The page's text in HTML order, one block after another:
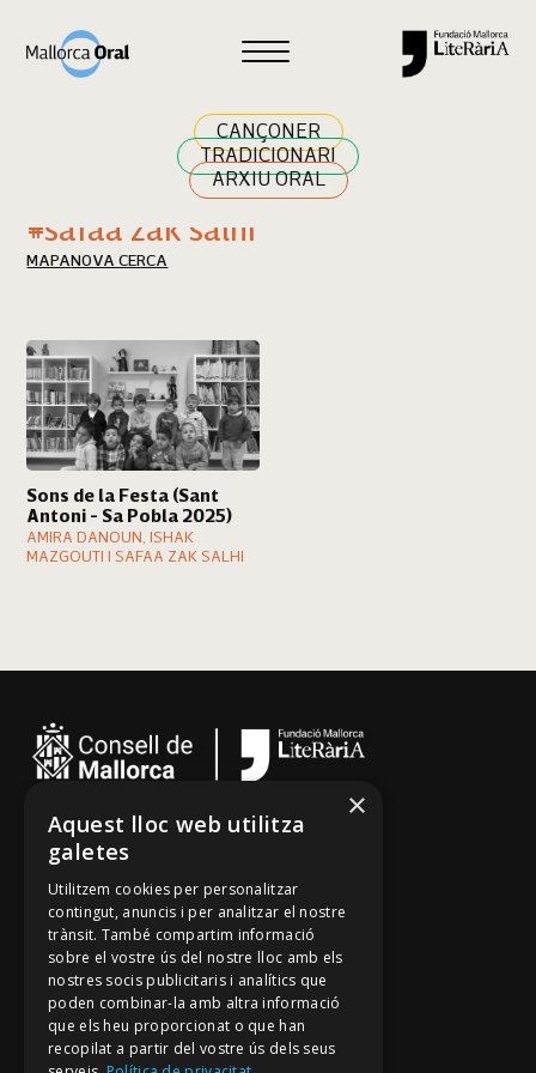
CANÇONER
TRADICIONARI
ARXIU ORAL
Cercar
Resultats cerca
#safaa zak salhi
MAPA NOVA CERCA
Sons de la Festa (Sant
Antoni - Sa Pobla 2025)
AMIRA DANOUN, ISHAK
MAZGOUTI I SAFAA ZAK SALHI
Cançoner
Tradicionari
Arxiu Oral
Contacte
Segueix-nos
Mallorca Oral, un projecte de
×
Aquest lloc web utilitza
galetes
Utilitzem cookies per personalitzar
contingut, anuncis i per analitzar el nostre
trànsit. També compartim informació
sobre el vostre ús del nostre lloc amb els
nostres socis publicitaris i analítics que
poden combinar-la amb altra informació
que els heu proporcionat o que han
recopilat a partir del vostre ús dels seus